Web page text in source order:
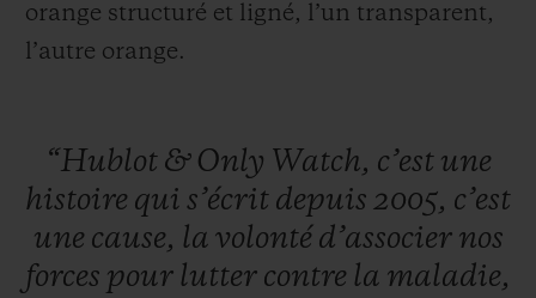
orange structuré et ligné, l’un transparent,
l’autre orange.
“Hublot & Only Watch, c’est une
histoire qui s’écrit depuis 2005, c’est
une cause, la volonté d’associer nos
forces pour lutter contre la maladie,